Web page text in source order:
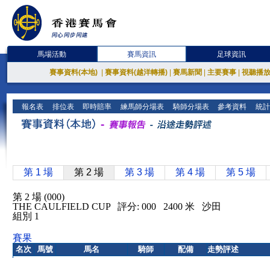
馬場活動 賽馬資訊 足球資訊
賽事資料(本地) 賽事資料(越洋轉播) 賽馬新聞 主要賽事 視聽播
報名表 排位表 即時賠率 練馬師分場表 騎師分場表 參考資料 統
第 1 場 第 2 場 第 3 場 第 4 場 第 5 場
第 2 場 (000)
THE CAULFIELD CUP 評分: 000 2400 米 沙田
組別 1
賽果
名次 馬號 馬名 騎師 配備
走勢評述